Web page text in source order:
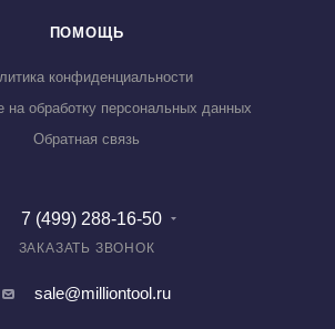
ПОМОЩЬ
конфиденциальности
на обработку персональных данных
Обратная связь
7 (499) 288-16-50
ЗАКАЗАТЬ ЗВОНОК
sale@milliontool.ru